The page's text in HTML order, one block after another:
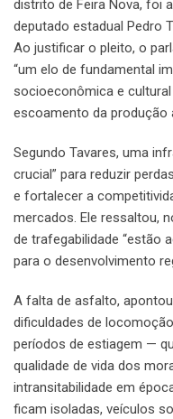
distrito de Feira Nova, foi
deputado estadual Pedro
Ao justificar o pleito, o
“um elo de fundamental
socioeconômica e
escoamento da produção
Segundo Tavares, uma
crucial” para reduzir
e fortalecer a
mercados. Ele ressaltou,
de trafegabilidade “estão
para o desenvolvimento
A falta de asfalto,
dificuldades de
períodos de estiagem —
qualidade de vida dos
intransitabilidade em
ficam isoladas, veículos